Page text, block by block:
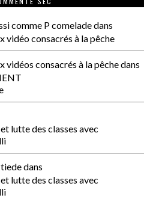
comme P comeladedans
vidéo consacrés à la pêche
vidéos consacrés à la pêchedans
lutte des classes avec
dans
lutte des classes avec